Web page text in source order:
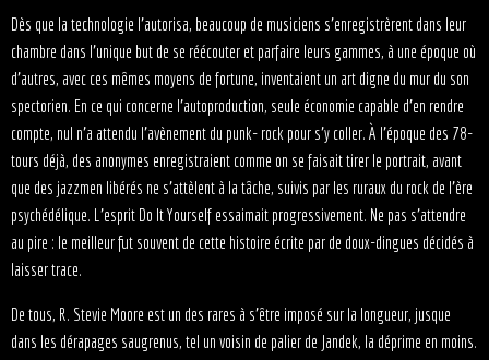
Dès que la technologie l’autorisa, beaucoup de musiciens s’enregistrèrent dans leur
chambre dans l’unique but de se réécouter et parfaire leurs gammes, à une époque où
d’autres, avec ces mêmes moyens de fortune, inventaient un art digne du mur du son
spectorien. En ce qui concerne l’autoproduction, seule économie capable d’en rendre
compte, nul n’a attendu l’avènement du punk- rock pour s’y coller. À l’époque des 78-
tours déjà, des anonymes enregistraient comme on se faisait tirer le portrait, avant
que des jazzmen libérés ne s’attèlent à la tâche, suivis par les ruraux du rock de l’ère
psychédélique. L’esprit Do It Yourself essaimait progressivement. Ne pas s’attendre
au pire : le meilleur fut souvent de cette histoire écrite par de doux-dingues décidés à
laisser trace.
De tous, R. Stevie Moore est un des rares à s’être imposé sur la longueur, jusque
dans les dérapages saugrenus, tel un voisin de palier de Jandek, la déprime en moins.